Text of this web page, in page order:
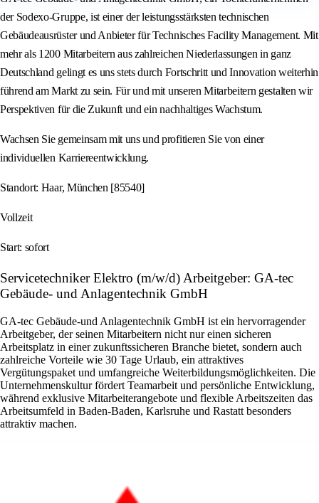
der Sodexo-Gruppe, ist einer der leistungsstärksten technischen
Gebäudeausrüster und Anbieter für Technisches Facility Management. Mit
mehr als 1200 Mitarbeitern aus zahlreichen Niederlassungen in ganz
Deutschland gelingt es uns stets durch Fortschritt und Innovation weiterhin
führend am Markt zu sein. Für und mit unseren Mitarbeitern gestalten wir
Perspektiven für die Zukunft und ein nachhaltiges Wachstum.
Wachsen Sie gemeinsam mit uns und profitieren Sie von einer
individuellen Karriereentwicklung.
Standort: Haar, München [85540]
Vollzeit
Start: sofort
Servicetechniker Elektro (m/w/d) Arbeitgeber: GA-tec
Gebäude- und Anlagentechnik GmbH
GA‑tec Gebäude‑und Anlagentechnik GmbH ist ein hervorragender
Arbeitgeber, der seinen Mitarbeitern nicht nur einen sicheren
Arbeitsplatz in einer zukunftssicheren Branche bietet, sondern auch
zahlreiche Vorteile wie 30 Tage Urlaub, ein attraktives
Vergütungspaket und umfangreiche Weiterbildungsmöglichkeiten. Die
Unternehmenskultur fördert Teamarbeit und persönliche Entwicklung,
während exklusive Mitarbeiterangebote und flexible Arbeitszeiten das
Arbeitsumfeld in Baden-Baden, Karlsruhe und Rastatt besonders
attraktiv machen.